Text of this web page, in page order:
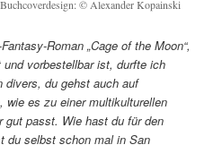
© Alexander Kopainski
Roman „Cage of the Moon“,
vorbestellbar ist, durfte ich
divers, du gehst auch auf
wie es zu einer multikulturellen
gut passt. Wie hast du für den
du selbst schon mal in San